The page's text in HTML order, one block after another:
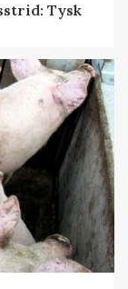
Tysk